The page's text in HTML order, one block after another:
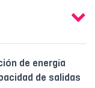
de energía
de salidas